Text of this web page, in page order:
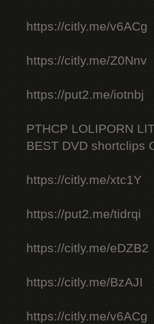
https://citly.me/v6ACg
https://citly.me/Z0Nnv
https://put2.me/iotnbj
PTHCP LOLIPORN
BEST DVD shortclips
https://citly.me/xtc1Y
https://put2.me/tidrqi
https://citly.me/eDZB2
https://citly.me/BzAJI
https://citly.me/v6ACg